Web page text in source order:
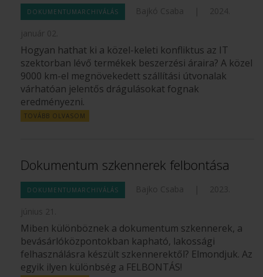
DOKUMENTUMARCHIVÁLÁS Bajkó Csaba |
2024.
január 02.
Hogyan hathat ki a közel-keleti konfliktus az IT
szektorban lévő termékek beszerzési áraira? A közel
9000 km-el megnövekedett szállítási útvonalak
várhatóan jelentős drágulásokat fognak
eredményezni.
TOVÁBB OLVASOM
Dokumentum szkennerek felbontása
DOKUMENTUMARCHIVÁLÁS Bajko Csaba |
2023.
június 21.
Miben különböznek a dokumentum szkennerek, a
bevásárlóközpontokban kapható, lakossági
felhasználásra készült szkennerektől? Elmondjuk. Az
egyik ilyen különbség a FELBONTÁS!